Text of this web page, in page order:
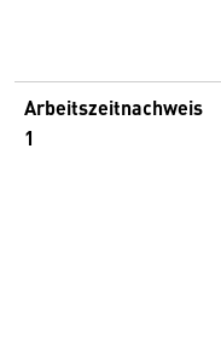
Arbeitszeitnachweis
1